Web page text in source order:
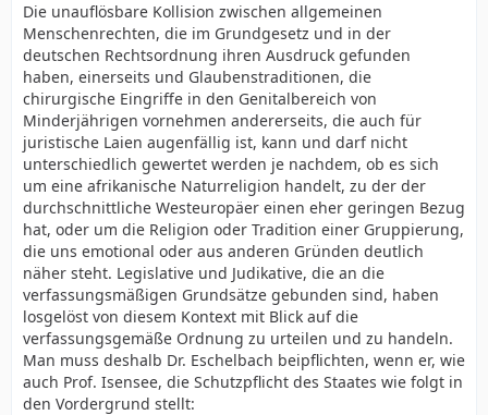
Die unauflösbare Kollision zwischen allgemeinen
Menschenrechten, die im Grundgesetz und in der
deutschen Rechtsordnung ihren Ausdruck gefunden
haben, einerseits und Glaubenstraditionen, die
chirurgische Eingriffe in den Genitalbereich von
Minderjährigen vornehmen andererseits, die auch für
juristische Laien augenfällig ist, kann und darf nicht
unterschiedlich gewertet werden je nachdem, ob es sich
um eine afrikanische Naturreligion handelt, zu der der
durchschnittliche Westeuropäer einen eher geringen Bezug
hat, oder um die Religion oder Tradition einer Gruppierung,
die uns emotional oder aus anderen Gründen deutlich
näher steht. Legislative und Judikative, die an die
verfassungsmäßigen Grundsätze gebunden sind, haben
losgelöst von diesem Kontext mit Blick auf die
verfassungsgemäße Ordnung zu urteilen und zu handeln.
Man muss deshalb Dr. Eschelbach beipflichten, wenn er, wie
auch Prof. Isensee, die Schutzpflicht des Staates wie folgt in
den Vordergrund stellt: